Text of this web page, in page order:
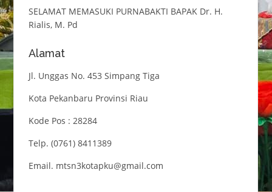
SELAMAT MEMASUKI PURNABAKTI BAPAK Dr. H.
Rialis, M. Pd
Alamat
Jl. Unggas No. 453 Simpang Tiga
Kota Pekanbaru Provinsi Riau
Kode Pos : 28284
Telp. (0761) 8411389
Email. mtsn3kotapku@gmail.com